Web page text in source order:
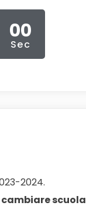
00
Sec
2024.
cambiare scuola